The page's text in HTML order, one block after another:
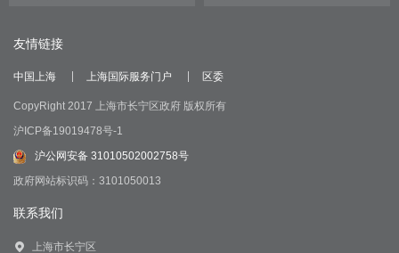
友情链接
中国上海 上海国际服务门户 区委
CopyRight 2017 上海市长宁区政府 版权所有
沪ICP备19019478号-1
沪公网安备 31010502002758号
政府网站标识码：3101050013
联系我们
上海市长宁区